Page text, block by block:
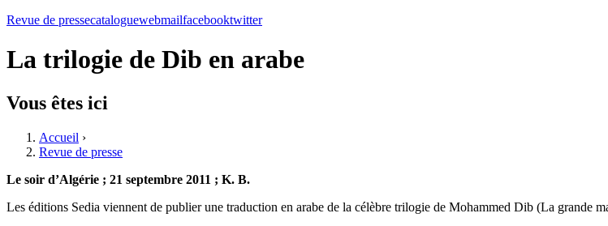
Revue de pressecataloguewebmailfacebooktwitter
La trilogie de Dib en arabe
Vous êtes ici
Accueil ›
Revue de presse
Le soir d’Algérie ; 21 septembre 2011 ; K. B.
Les éditions Sedia viennent de publier une traduction en arabe de la célèbre trilogie de Mohammed Dib (La grande